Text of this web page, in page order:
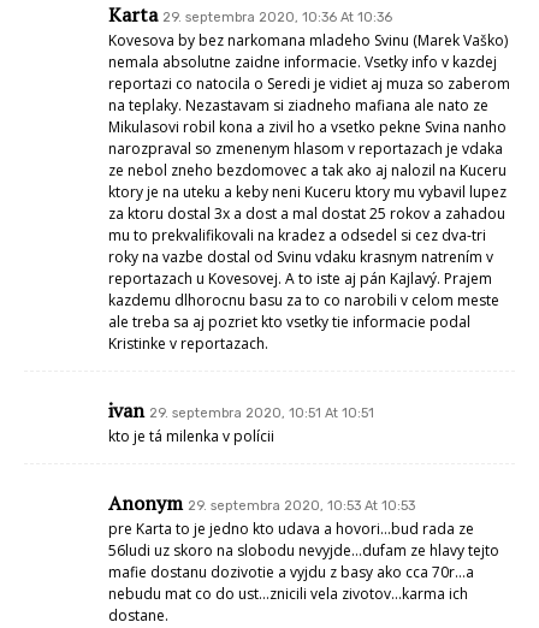
Karta 29. septembra 2020, 10:36 At 10:36
Kovesova by bez narkomana mladeho Svinu (Marek Vaško)
nemala absolutne zaidne informacie. Vsetky info v kazdej
reportazi co natocila o Seredi je vidiet aj muza so zaberom
na teplaky. Nezastavam si ziadneho mafiana ale nato ze
Mikulasovi robil kona a zivil ho a vsetko pekne Svina nanho
narozpraval so zmenenym hlasom v reportazach je vdaka
ze nebol zneho bezdomovec a tak ako aj nalozil na Kuceru
ktory je na uteku a keby neni Kuceru ktory mu vybavil lupez
za ktoru dostal 3x a dost a mal dostat 25 rokov a zahadou
mu to prekvalifikovali na kradez a odsedel si cez dva-tri
roky na vazbe dostal od Svinu vdaku krasnym natrením v
reportazach u Kovesovej. A to iste aj pán Kajlavý. Prajem
kazdemu dlhorocnu basu za to co narobili v celom meste
ale treba sa aj pozriet kto vsetky tie informacie podal
Kristinke v reportazach.
ivan 29. septembra 2020, 10:51 At 10:51
kto je tá milenka v polícii
Anonym 29. septembra 2020, 10:53 At 10:53
pre Karta to je jedno kto udava a hovori…bud rada ze
56ludi uz skoro na slobodu nevyjde…dufam ze hlavy tejto
mafie dostanu dozivotie a vyjdu z basy ako cca 70r…a
nebudu mat co do ust…znicili vela zivotov…karma ich
dostane.